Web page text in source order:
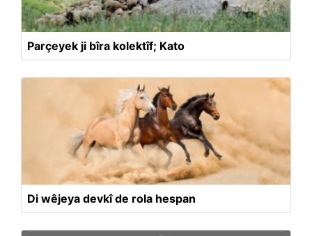
Parçeyek ji bîra kolektîf; Kato
Di wêjeya devkî de rola hespan